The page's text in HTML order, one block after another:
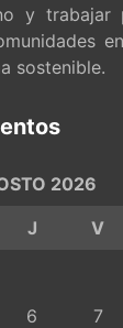
y trabajar
sostenible.
2026
J V
6 7